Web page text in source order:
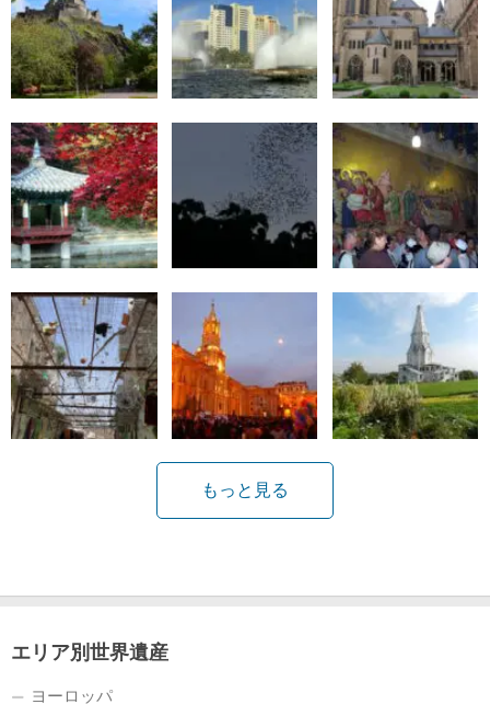
もっと見る
エリア別世界遺産
ヨーロッパ